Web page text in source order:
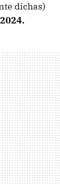
dichas)